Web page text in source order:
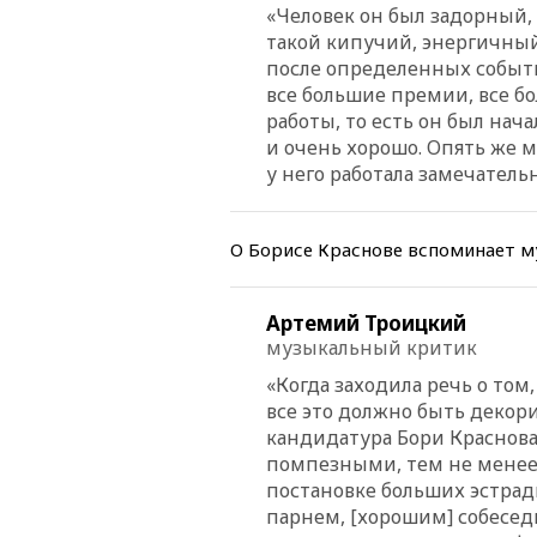
«Человек он был
такой кипучий,
после определенных
все большие премии, все
работы, то есть он был
и очень хорошо. Опять же
у него работала
О Борисе Краснове вспоминает
Артемий Троицкий
музыкальный критик
«Когда заходила речь о
все это должно быть
кандидатура Бори
помпезными, тем не
постановке больших
парнем, [хорошим] собе